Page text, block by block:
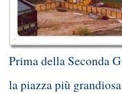
Prima della Seconda
la piazza più